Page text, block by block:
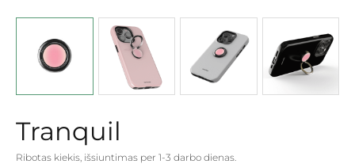
Tranquil
Ribotas kiekis, išsiuntimas per 1-3 darbo dienas.